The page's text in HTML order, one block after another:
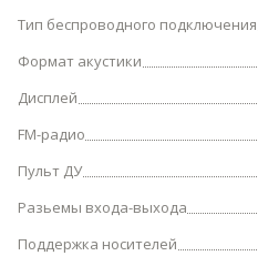
Тип беспроводного подключения
Формат акустики
Дисплей
FM-радио
Пульт ДУ
Разьемы входа-выхода
Поддержка носителей